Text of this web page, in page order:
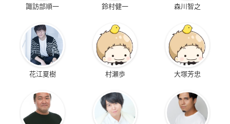
諏訪部順一 鈴村健一 森川智之
花江夏樹 村瀬歩 大塚芳忠